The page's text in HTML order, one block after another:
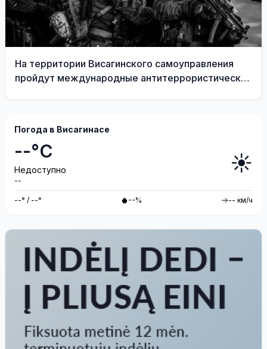
На территории Висагинского самоуправления
пройдут международные антитеррористические
Погода в Висагинасе
--°C
Недоступно
--
☀️
--° / --° --% -- км/ч